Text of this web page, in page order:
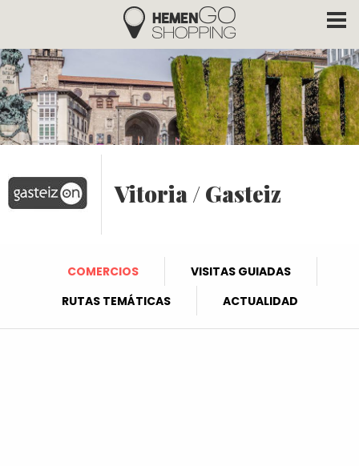
Pasar al contenido principal
Hemengo Shopping
Vitoria / Gasteiz
COMERCIOS
VISITAS GUIADAS
RUTAS TEMÁTICAS
ACTUALIDAD